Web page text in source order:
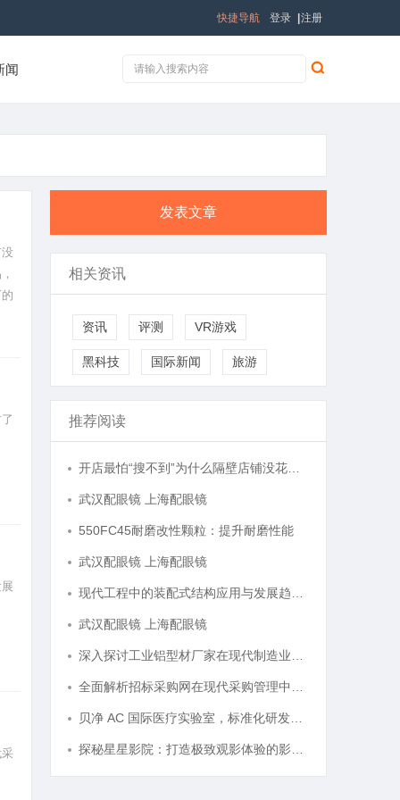
登录 注册
快捷导航
闻
发表文章
相关资讯
资讯 评测 VR游戏
黑科技 国际新闻 旅游
推荐阅读
武汉配眼镜 上海配眼镜
550FC45耐磨改性颗粒：提升耐磨性能
武汉配眼镜 上海配眼镜
武汉配眼镜 上海配眼镜